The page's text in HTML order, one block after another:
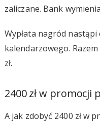
zaliczane. Bank
Wypłata nagród
kalendarzowego.
zł.
2400 zł w promocji
A jak zdobyć 2400 zł w